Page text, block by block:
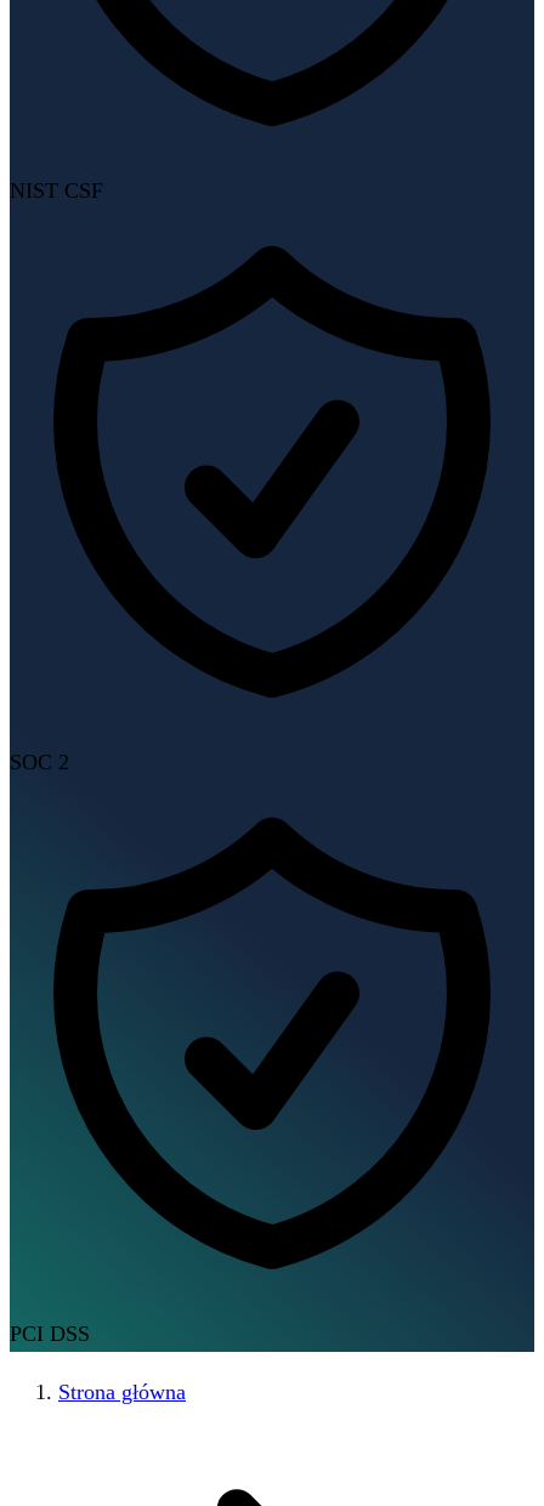
NIST CSF
SOC 2
PCI DSS
Strona główna